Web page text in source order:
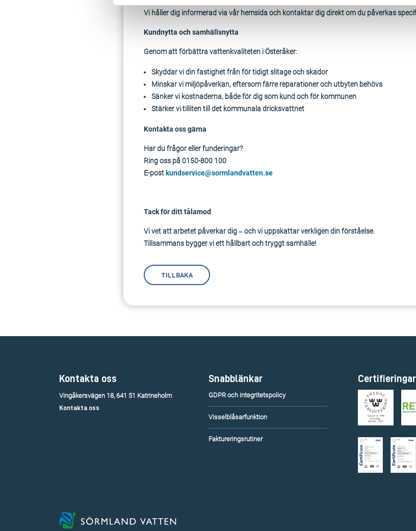
Vi håller dig informerad via vår hemsida och kontaktar dig direkt om du påverkas
Kundnytta och samhällsnytta
Genom att förbättra vattenkvaliteten i Österåker:
Skyddar vi din fastighet från för tidigt slitage och skador
Minskar vi miljöpåverkan, eftersom färre reparationer och utbyten behövs
Sänker vi kostnaderna, både för dig som kund och för kommunen
Stärker vi tilliten till det kommunala dricksvattnet
Kontakta oss gärna
Har du frågor eller funderingar?
Ring oss på 0150-800 100
E-post kundservice@sormlandvatten.se
Tack för ditt tålamod
Vi vet att arbetet påverkar dig – och vi uppskattar verkligen din förståelse.
Tillsammans bygger vi ett hållbart och tryggt samhälle!
TILLBAKA
Kontakta oss
Vingåkersvägen 18, 641 51 Katrineholm
Kontakta oss
Snabblänkar
GDPR och integritetspolicy
Visselblåsarfunktion
Faktureringsrutiner
Certifieringar